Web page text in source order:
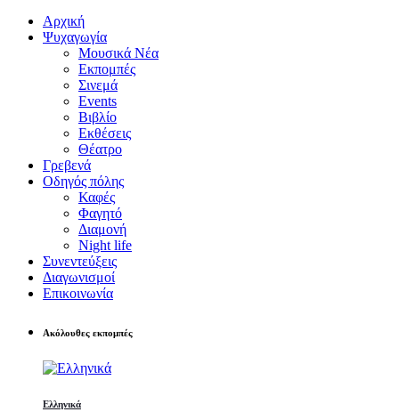
Αρχική
Ψυχαγωγία
Μουσικά Νέα
Εκπομπές
Σινεμά
Events
Βιβλίο
Εκθέσεις
Θέατρο
Γρεβενά
Οδηγός πόλης
Καφές
Φαγητό
Διαμονή
Night life
Συνεντεύξεις
Διαγωνισμοί
Επικοινωνία
Ακόλουθες εκπομπές
Ελληνικά